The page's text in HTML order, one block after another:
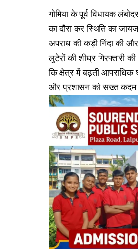
गोमिया के पूर्व विधायक
का दौरा कर स्थिति का
अपराध की कड़ी निंदा की
लुटेरों की शीघ्र गिरफ्तारी
कि क्षेत्र में बढ़ती आपराधिक
और प्रशासन को सख्त कदम